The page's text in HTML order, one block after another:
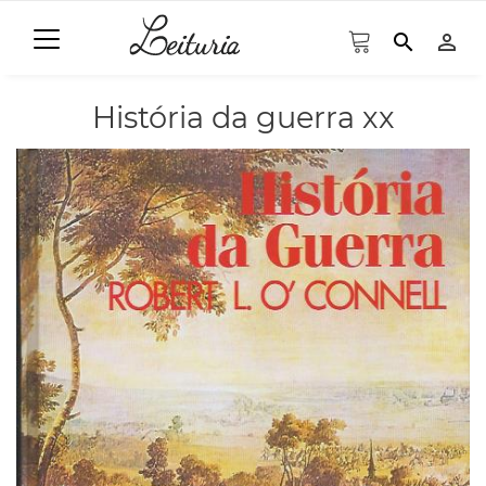
search person_outline
História da guerra xx